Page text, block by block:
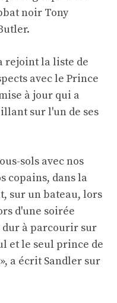
noir Tony
rejoint la liste de
avec le Prince
à jour qui a
sur l'un de ses
sols avec nos
copains, dans la
sur un bateau, lors
d'une soirée
à parcourir sur
et le seul prince de
a écrit Sandler sur